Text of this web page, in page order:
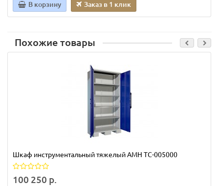
В корзину Заказ в 1 клик
Похожие товары
Шкаф инструментальный тяжелый AMH TC-005000
100 250 р.